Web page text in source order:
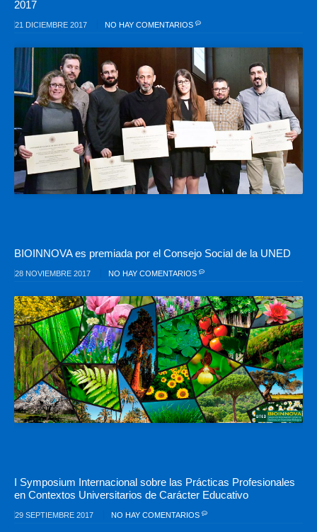
2017
21 DICIEMBRE 2017 NO HAY COMENTARIOS
BIOINNOVA es premiada por el Consejo Social de la UNED
28 NOVIEMBRE 2017 NO HAY COMENTARIOS
I Symposium Internacional sobre las Prácticas Profesionales
en Contextos Universitarios de Carácter Educativo
29 SEPTIEMBRE 2017 NO HAY COMENTARIOS